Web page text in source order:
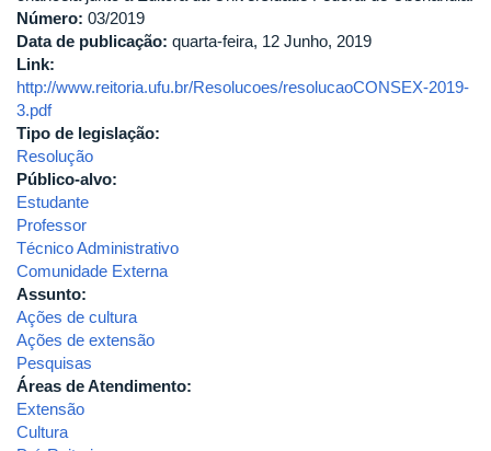
Revista
Em
Extensão,
de
2018.
Número: 03/2019
Data de publicação: quarta-feira, 12 Junho, 2019
Link:
http://www.reitoria.ufu.br/Resolucoes/resolucaoCONSEX-2019-
3.pdf
Tipo de legislação:
Resolução
Público-alvo:
Estudante
Professor
Técnico Administrativo
Comunidade Externa
Assunto:
Ações de cultura
Ações de extensão
Pesquisas
Áreas de Atendimento:
Extensão
Cultura